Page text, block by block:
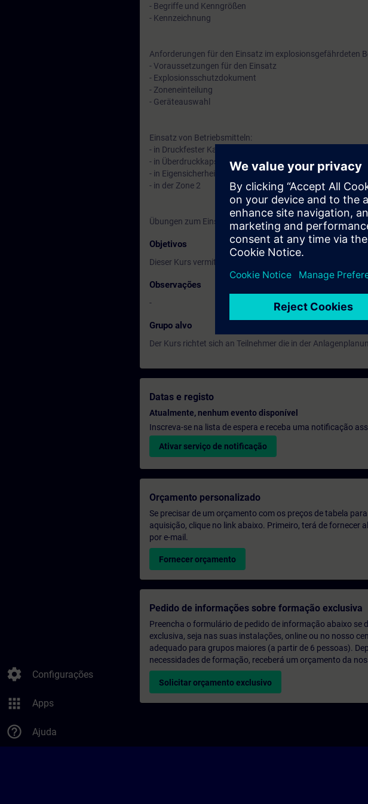
settings Configurações
apps Apps
help_outline Ajuda
- Begriffe und Kenngrößen
- Kennzeichnung
Anforderungen für den Einsatz im explosionsgefährdeten
- Voraussetzungen für den Einsatz
- Explosionsschutzdokument
- Zoneneinteilung
- Geräteauswahl
Einsatz von Betriebsmitteln:
- in Druckfester Kapselung und erhöhte Sicherheit
- in Überdruckkapselung
- in Eigensicherheit (Eigensichere Feldbusse)
- in der Zone 2
Übungen zum Einsatz
Objetivos
Dieser Kurs vermittelt Ihnen Grundkenntnisse des
Observações
-
Grupo alvo
Der Kurs richtet sich an Teilnehmer die in der
Datas e registo
Atualmente, nenhum evento disponível
Inscreva-se na lista de espera e receba uma notificação
Ativar serviço de notificação
Orçamento personalizado
Se precisar de um orçamento com os preços de tabela
aquisição, clique no link abaixo. Primeiro, terá de fornecer
por e-mail.
Fornecer orçamento
Pedido de informações sobre formação exclusiva
Preencha o formulário de pedido de informação abaixo
exclusiva, seja nas suas instalações, online ou no nosso
adequado para grupos maiores (a partir de 6 pessoas).
necessidades de formação, receberá um orçamento da
Solicitar orçamento exclusivo